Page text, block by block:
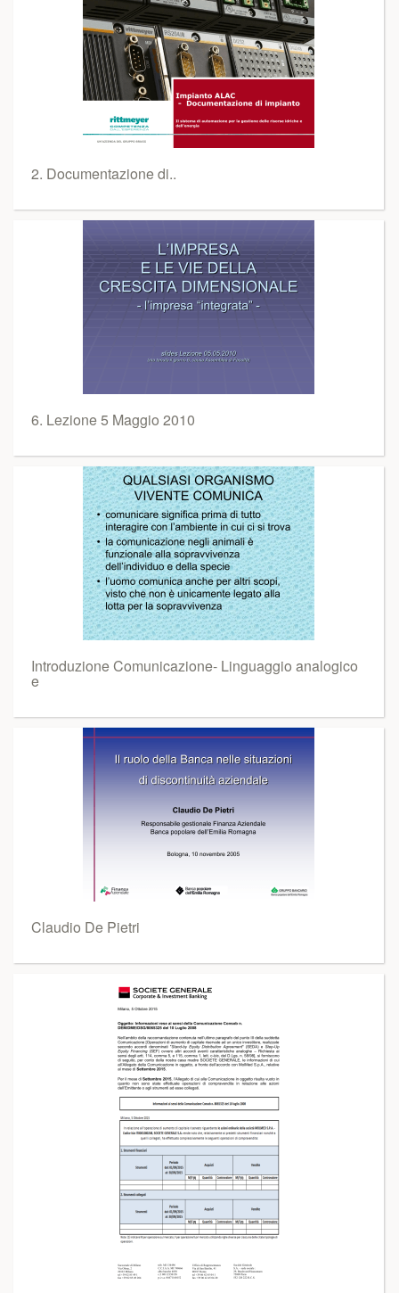
2. Documentazione di..
6. Lezione 5 Maggio 2010
Introduzione Comunicazione- Linguaggio analogico
e
Claudio De Pietri